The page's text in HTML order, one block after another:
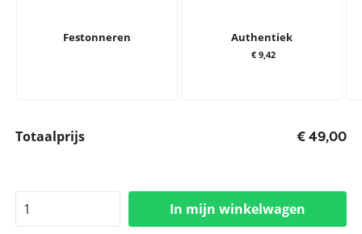
Festonneren Authentiek
€ 9,42
Totaalprijs € 49,00
In mijn winkelwagen